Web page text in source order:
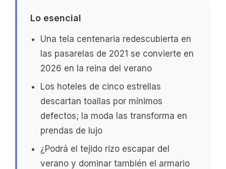
Lo esencial
Una tela centenaria redescubierta en
las pasarelas de 2021 se convierte en
2026 en la reina del verano
Los hoteles de cinco estrellas
descartan toallas por mínimos
defectos; la moda las transforma en
prendas de lujo
¿Podrá el tejido rizo escapar del
verano y dominar también el armario